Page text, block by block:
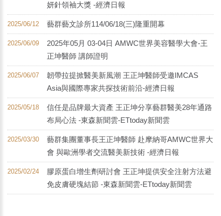
妍針領袖大獎 -經濟日報
2025/06/12 藝群藝文診所114/06/18(三)隆重開幕
2025/06/09
2025年05月 03-04日 AMWC世界美容醫學大會-王
正坤醫師 講師證明
2025/06/07
韌帶拉提掀醫美新風潮 王正坤醫師受邀IMCAS
Asia與國際專家共探技術前沿-經濟日報
2025/05/18
信任是品牌最大資產 王正坤分享藝群醫美28年通路
布局心法 -東森新聞雲-ETtoday新聞雲
2025/03/30
藝群集團董事長王正坤醫師 赴摩納哥AMWC世界大
會 與歐洲學者交流醫美新技術 -經濟日報
2025/02/24
膠原蛋白增生劑研討會 王正坤提供安全注射方法避
免皮膚硬塊結節 -東森新聞雲-ETtoday新聞雲